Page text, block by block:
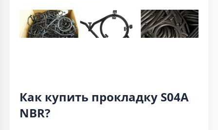
Как купить прокладку S04A
NBR?